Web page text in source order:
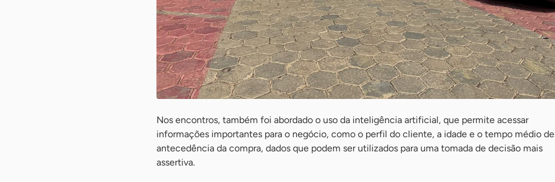
Nos encontros, também foi abordado o uso da inteligência artificial, que permite acessar
informações importantes para o negócio, como o perfil do cliente, a idade e o tempo médio de
antecedência da compra, dados que podem ser utilizados para uma tomada de decisão mais
assertiva.